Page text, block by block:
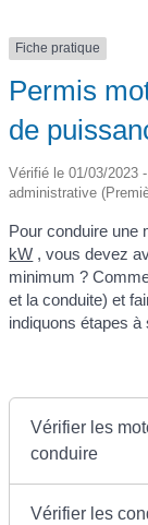
Fiche pratique
Permis
de
Vérifié le 01/03/2023
administrative
Pour conduire une
kW , vous devez
minimum ?
et la conduite) et
indiquons étapes
Vérifier les
conduire
Vérifier les